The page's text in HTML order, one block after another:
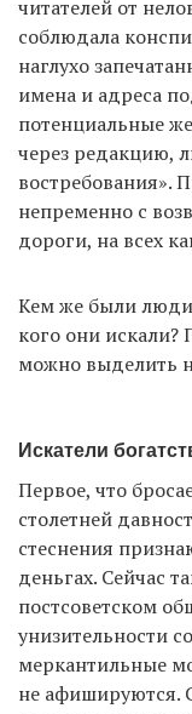
читателей от
соблюдала
наглухо
имена и адреса
потенциальные
через редакцию,
востребования».
непременно с
дороги, на всех
Кем же были
кого они искали?
можно выделить
Искатели
Первое, что
столетней
стеснения
деньгах. Сейчас
постсоветском
унизительности
меркантильные
не афишируются.